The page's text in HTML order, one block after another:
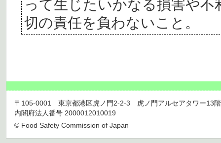
って生じたいかなる損害や
切の責任を負わないこと。
〒105-0001 東京都港区虎ノ門2-2-3 虎ノ門アルセアタワー13
内閣府法人番号 2000012010019
© Food Safety Commission of Japan